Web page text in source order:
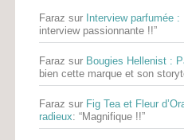
Faraz sur Interview parfumée
interview passionnante !!”
Faraz sur Bougies Hellenist :
bien cette marque et son
Faraz sur Fig Tea et Fleur
radieux: “Magnifique !!”